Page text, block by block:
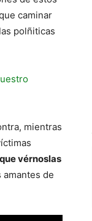
caminar
polñiticas
mientras
vérnoslas
amantes de